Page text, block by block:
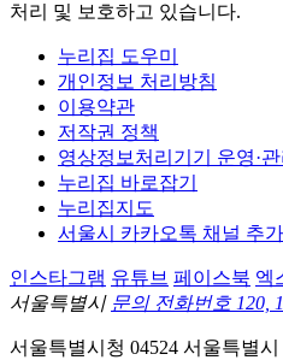
처리 및 보호하고 있습니다.
누리집 도우미
개인정보 처리방침
이용약관
저작권 정책
영상정보처리기기 운영·
누리집 바로잡기
누리집지도
서울시 카카오톡 채널 추가
인스타그램 유튜브 페이스북 엑
서울특별시 문의 전화번호 120,
서울특별시청 04524 서울특별